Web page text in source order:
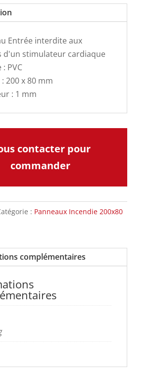
Entrée interdite aux
d'un stimulateur cardiaque
PVC
200 x 80 mm
: 1 mm
contacter pour
commander
: Panneaux Incendie 200x80
complémentaires